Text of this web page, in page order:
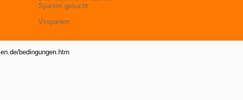
Spanien gesucht
Vsspanien
bedingungen.htm